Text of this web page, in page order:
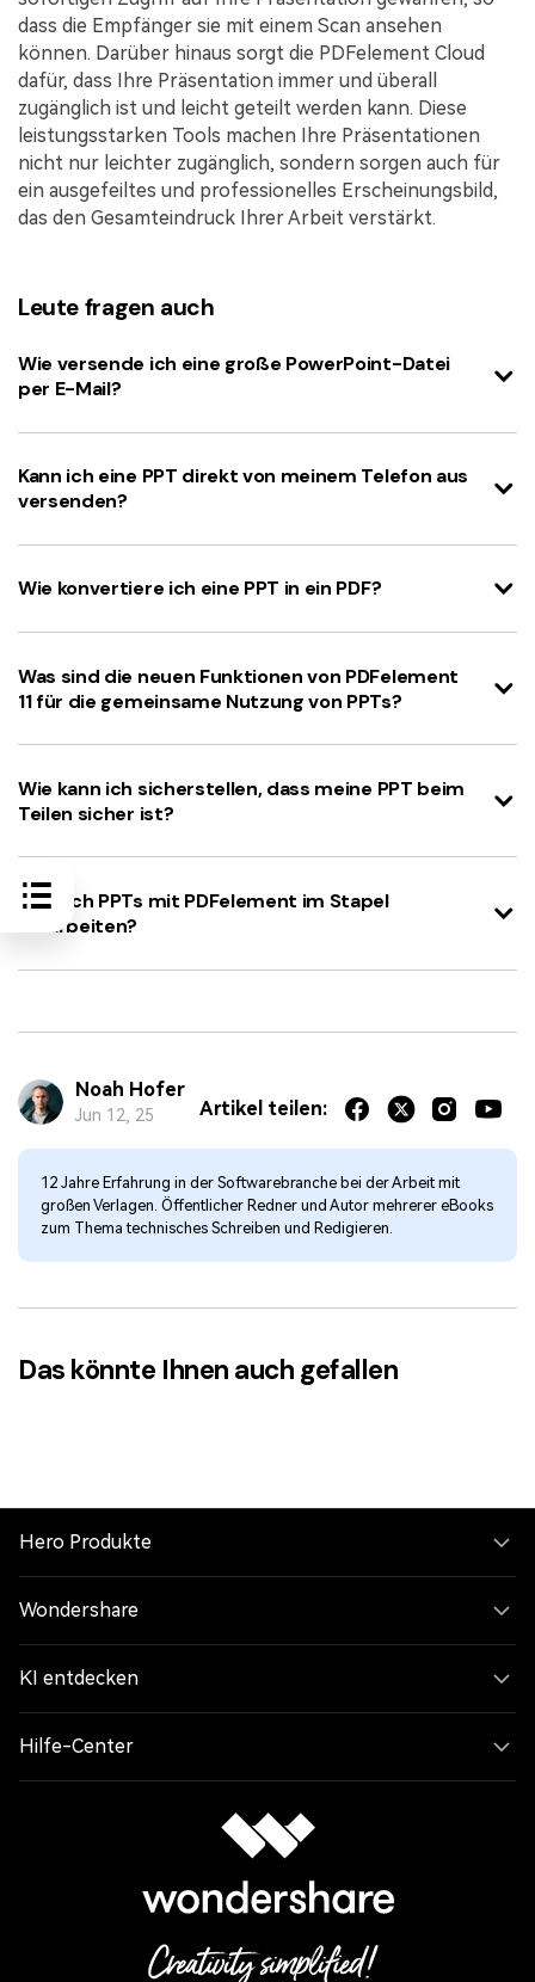
dass die Empfänger sie mit einem Scan ansehen
können. Darüber hinaus sorgt die PDFelement Cloud
dafür, dass Ihre Präsentation immer und überall
zugänglich ist und leicht geteilt werden kann. Diese
leistungsstarken Tools machen Ihre Präsentationen
nicht nur leichter zugänglich, sondern sorgen auch für
ein ausgefeiltes und professionelles Erscheinungsbild,
das den Gesamteindruck Ihrer Arbeit verstärkt.
Leute fragen auch
Wie versende ich eine große PowerPoint-Datei
per E-Mail?
Kann ich eine PPT direkt von meinem Telefon aus
versenden?
Wie konvertiere ich eine PPT in ein PDF?
Was sind die neuen Funktionen von PDFelement
11 für die gemeinsame Nutzung von PPTs?
Wie kann ich sicherstellen, dass meine PPT beim
Teilen sicher ist?
Kann ich PPTs mit PDFelement im Stapel
verarbeiten?
Noah Hofer
Jun 12, 25 Artikel teilen:
12 Jahre Erfahrung in der Softwarebranche bei der Arbeit mit
großen Verlagen. Öffentlicher Redner und Autor mehrerer eBooks
zum Thema technisches Schreiben und Redigieren.
Das könnte Ihnen auch gefallen
Hero Produkte
Wondershare
KI entdecken
Hilfe-Center